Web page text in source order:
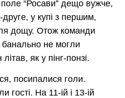
“Росави” дещо вужче,
друге, у купі з першим,
дощу. Отож команди
не могли
як у пінг-понзі.
посипалися голи.
гості. На 11-ій і 13-ій